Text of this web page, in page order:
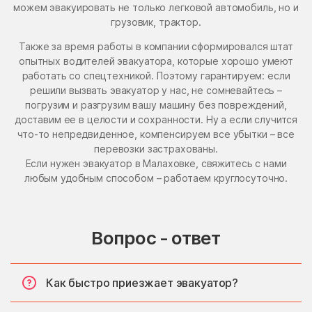
можем эвакуировать не только легковой автомобиль, но и
грузовик, трактор.
Также за время работы в компании сформировался штат
опытных водителей эвакуатора, которые хорошо умеют
работать со спецтехникой. Поэтому гарантируем: если
решили вызвать эвакуатор у нас, не сомневайтесь –
погрузим и разгрузим вашу машину без повреждений,
доставим ее в целости и сохранности. Ну а если случится
что-то непредвиденное, компенсируем все убытки – все
перевозки застрахованы.
Если нужен эвакуатор в Малаховке, свяжитесь с нами
любым удобным способом – работаем круглосуточно.
Вопрос - ответ
Как быстро приезжает эвакуатор?